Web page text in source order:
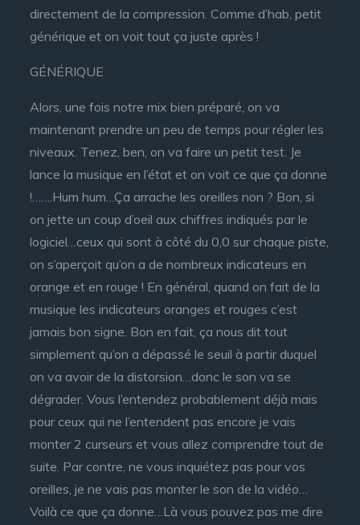
directement de la compression. Comme d’hab, petit
générique et on voit tout ça juste après !
GÉNÉRIQUE
Alors, une fois notre mix bien préparé, on va
maintenant prendre un peu de temps pour régler les
niveaux. Tenez, ben, on va faire un petit test. Je
lance la musique en l’état et on voit ce que ça donne
!…….Hum hum…Ça arrache les oreilles non ? Bon, si
on jette un coup d’oeil aux chiffres indiqués par le
logiciel…ceux qui sont à côté du 0,0 sur chaque piste,
on s’aperçoit qu’on a de nombreux indicateurs en
orange et en rouge ! En général, quand on fait de la
musique les indicateurs oranges et rouges c’est
jamais bon signe. Bon en fait, ça nous dit tout
simplement qu’on a dépassé le seuil à partir duquel
on va avoir de la distorsion…donc le son va se
dégrader. Vous l’entendez probablement déjà mais
pour ceux qui ne l’entendent pas encore je vais
monter 2 curseurs et vous allez comprendre tout de
suite. Par contre, ne vous inquiétez pas pour vos
oreilles, je ne vais pas monter le son de la vidéo…
Voilà ce que ça donne…Là vous pouvez pas me dire